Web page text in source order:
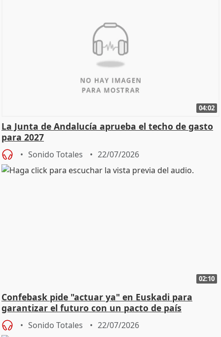
04:02
La Junta de Andalucía aprueba el techo de gasto
para 2027
Sonido Totales 22/07/2026
02:10
Confebask pide "actuar ya" en Euskadi para
garantizar el futuro con un pacto de país
Sonido Totales 22/07/2026